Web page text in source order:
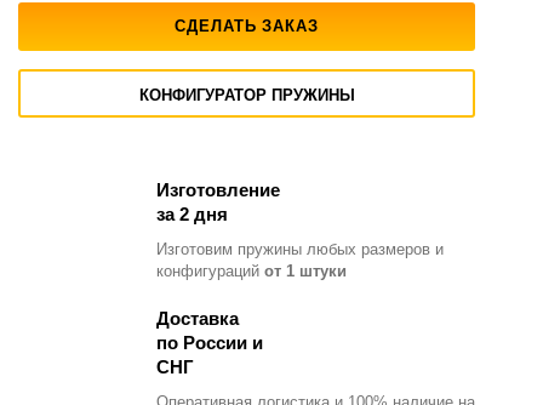
СДЕЛАТЬ ЗАКАЗ
КОНФИГУРАТОР ПРУЖИНЫ
Изготовление
за 2 дня
Изготовим пружины любых размеров и
конфигураций от 1 штуки
Доставка
по России и
СНГ